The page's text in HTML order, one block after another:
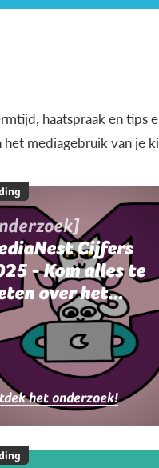
haatspraak en tips
mediagebruik van je
Cijfers
- Kom alles te
over het
en de
in
het onderzoek!